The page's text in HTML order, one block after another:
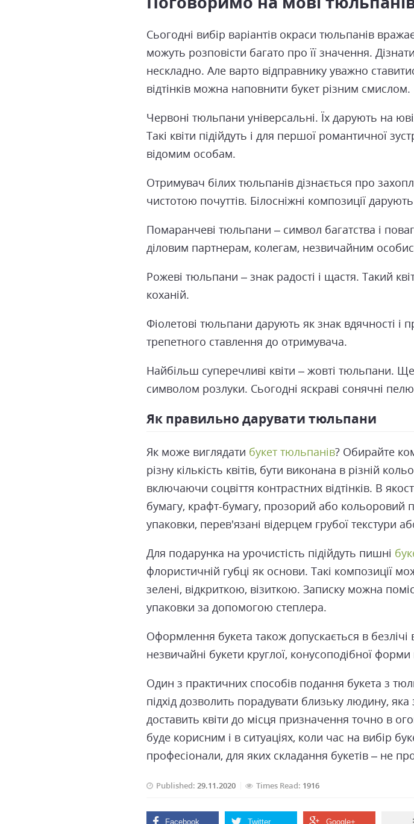
Сьогодні вибір варіантів окраси тюльпанів
можуть розповісти багато про її значення.
нескладно. Але варто відправнику уважно
відтінків можна наповнити букет різним смислом.
Червоні тюльпани універсальні. Їх дарують на
Такі квіти підійдуть і для першої романтичної
відомим особам.
Отримувач білих тюльпанів дізнається про
чистотою почуттів. Білосніжні композиції
Помаранчеві тюльпани – символ багатства і
діловим партнерам, колегам, незвичайним
Рожеві тюльпани – знак радості і щастя. Такий
коханій.
Фіолетові тюльпани дарують як знак вдячності і
трепетного ставлення до отримувача.
Найбільш суперечливі квіти – жовті тюльпани.
символом розлуки. Сьогодні яскраві сонячні
Як правильно дарувати тюльпани
Як може виглядати букет тюльпанів? Обирайте
різну кількість квітів, бути виконана в різній
включаючи соцвіття контрастних відтінків. В
бумагу, крафт-бумагу, прозорий або кольоровий
упаковки, перев'язані відерцем грубої текстури
Для подарунка на урочистість підійдуть пишні
флористичній губці як основи. Такі композиції
зелені, відкриткою, візиткою. Записку можна
упаковки за допомогою степлера.
Оформлення букета також допускається в безлічі
незвичайні букети круглої, конусоподібної
Один з практичних способів подання букета з
підхід дозволить порадувати близьку людину,
доставить квіти до місця призначення точно в
буде корисним і в ситуаціях, коли час на вибір
професіонали, для яких складання букетів – не
Published: 29.11.2020 Times Read: 1916